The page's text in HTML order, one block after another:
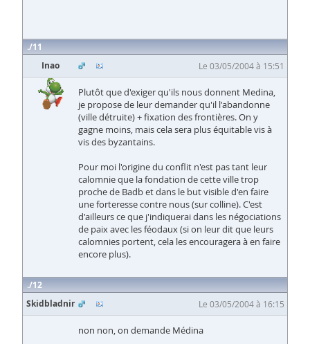
11
Inao
Le 03/05/2004 à 15:51
Plutôt que d'exiger qu'ils nous donnent Medina,
je propose de leur demander qu'il l'abandonne
(ville détruite) + fixation des frontières. On y
gagne moins, mais cela sera plus équitable vis à
vis des byzantains.
Pour moi l'origine du conflit n'est pas tant leur
calomnie que la fondation de cette ville trop
proche de Badb et dans le but visible d'en faire
une forteresse contre nous (sur colline). C'est
d'ailleurs ce que j'indiquerai dans les négociations
de paix avec les féodaux (si on leur dit que leurs
calomnies portent, cela les encouragera à en faire
encore plus).
12
Skidbladnir
Le 03/05/2004 à 16:15
non non, on demande Médina